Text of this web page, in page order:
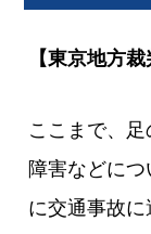
【東京地方
ここまで、
障害などに
に交通事故